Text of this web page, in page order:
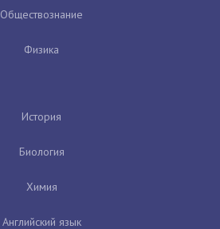
Обществознание
Физика
История
Биология
Химия
Английский язык